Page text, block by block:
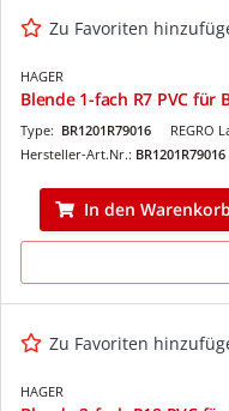
Zu Favoriten
HAGER
Blende 1-fach R7 PVC für
REGRO
Type: BR1201R79016
Hersteller-Art.Nr.: BR1201R79016
In den Warenkorb
Zu Favoriten
HAGER